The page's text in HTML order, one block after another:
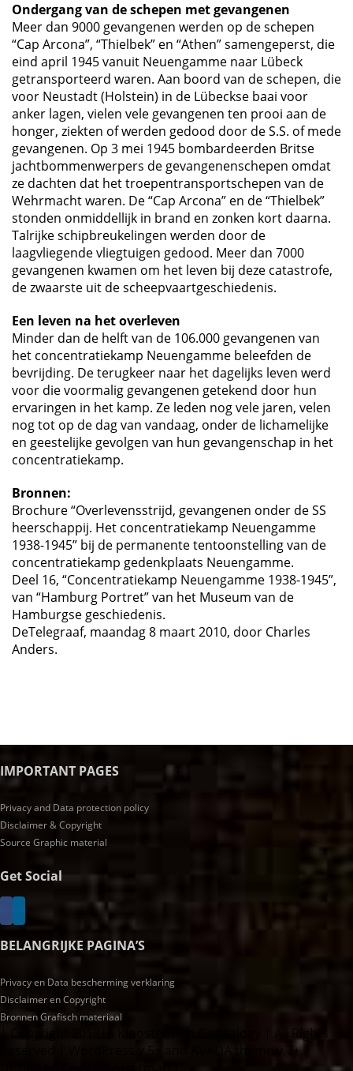
Ondergang van de schepen met gevangenen
Meer dan 9000 gevangenen werden op de schepen
“Cap Arcona”, “Thielbek” en “Athen” samengeperst, die
eind april 1945 vanuit Neuengamme naar Lübeck
getransporteerd waren. Aan boord van de schepen, die
voor Neustadt (Holstein) in de Lübeckse baai voor
anker lagen, vielen vele gevangenen ten prooi aan de
honger, ziekten of werden gedood door de S.S. of mede
gevangenen. Op 3 mei 1945 bombardeerden Britse
jachtbommenwerpers de gevangenenschepen omdat
ze dachten dat het troepentransportschepen van de
Wehrmacht waren. De “Cap Arcona” en de “Thielbek”
stonden onmiddellijk in brand en zonken kort daarna.
Talrijke schipbreukelingen werden door de
laagvliegende vliegtuigen gedood. Meer dan 7000
gevangenen kwamen om het leven bij deze catastrofe,
de zwaarste uit de scheepvaartgeschiedenis.
Een leven na het overleven
Minder dan de helft van de 106.000 gevangenen van
het concentratiekamp Neuengamme beleefden de
bevrijding. De terugkeer naar het dagelijks leven werd
voor die voormalig gevangenen getekend door hun
ervaringen in het kamp. Ze leden nog vele jaren, velen
nog tot op de dag van vandaag, onder de lichamelijke
en geestelijke gevolgen van hun gevangenschap in het
concentratiekamp.
Bronnen:
Brochure “Overlevensstrijd, gevangenen onder de SS
heerschappij. Het concentratiekamp Neuengamme
1938-1945” bij de permanente tentoonstelling van de
concentratiekamp gedenkplaats Neuengamme.
Deel 16, “Concentratiekamp Neuengamme 1938-1945”,
van “Hamburg Portret” van het Museum van de
Hamburgse geschiedenis.
DeTelegraaf, maandag 8 maart 2010, door Charles
Anders.
IMPORTANT PAGES
Privacy and Data protection policy
Disclaimer & Copyright
Source Graphic material
Get Social
BELANGRIJKE PAGINA’S
Privacy en Data bescherming verklaring
Disclaimer en Copyright
Bronnen Grafisch materiaal
| Copyright 2013+ - Kloosterman Genealogy | All Rights
Reserved | WordPress v.5+ and AVADA theme v.7+ |